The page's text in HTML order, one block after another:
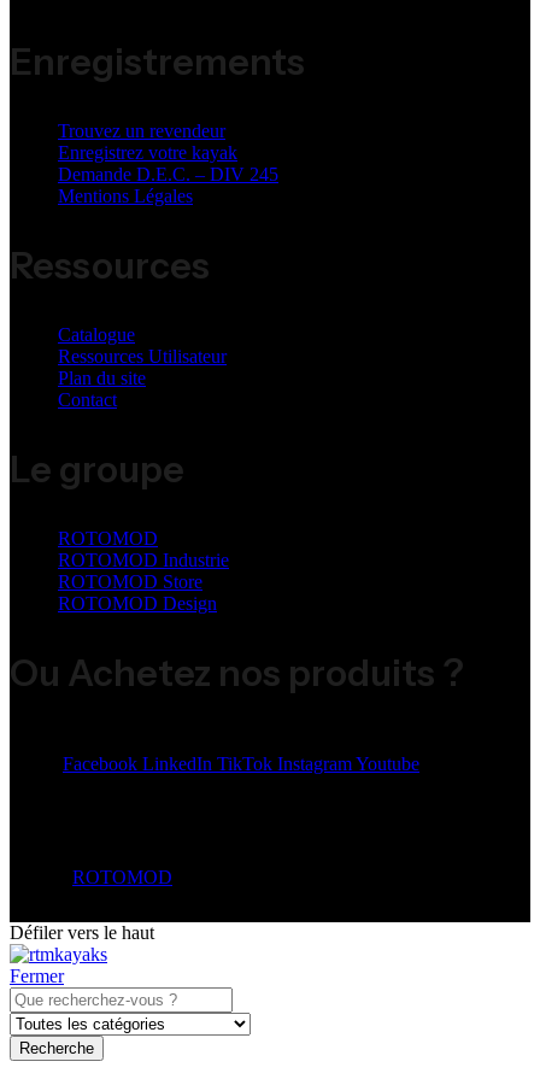
Enregistrements
Trouvez un revendeur
Enregistrez votre kayak
Demande D.E.C. – DIV 245
Mentions Légales
Ressources
Catalogue
Ressources Utilisateur
Plan du site
Contact
Le groupe
ROTOMOD
ROTOMOD Industrie
ROTOMOD Store
ROTOMOD Design
Ou Achetez nos produits ?
Facebook LinkedIn TikTok InstagramYoutube
ROTOMOD
Défiler vers le haut
Fermer
Recherche